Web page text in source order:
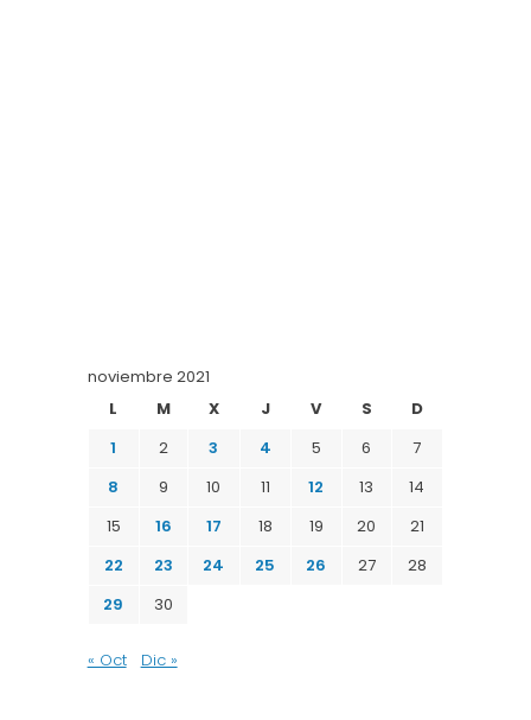
noviembre 2021
L
M X J V S
D
1
2 3 4 5 6
7
8
9 10 11 12 13
14
15
16 17 18 19 20
21
22
23 24 25 26 27
28
29
30
« Oct Dic »